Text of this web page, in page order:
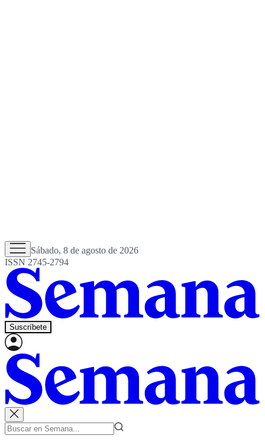
Sábado, 8 de agosto de 2026
ISSN 2745-2794
Suscríbete